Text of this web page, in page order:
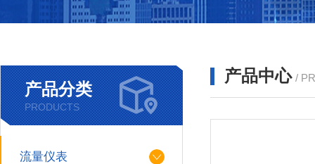
产品分类
PRODUCTS
流量仪表
产品中心 /